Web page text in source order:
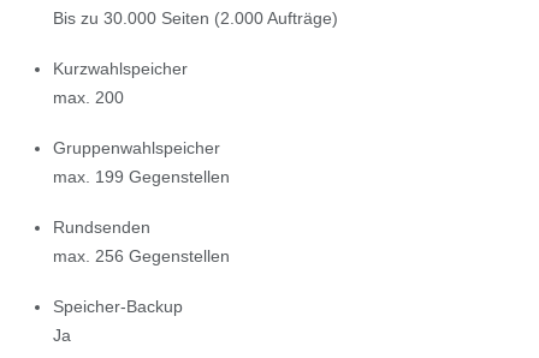
Bis zu 30.000 Seiten (2.000 Aufträge)
Kurzwahlspeicher
max. 200
Gruppenwahlspeicher
max. 199 Gegenstellen
Rundsenden
max. 256 Gegenstellen
Speicher-Backup
Ja